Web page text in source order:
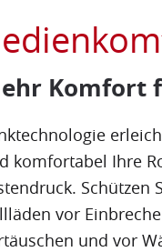
Komfort
komfortabel Ihre
Schützen
vor
und vor